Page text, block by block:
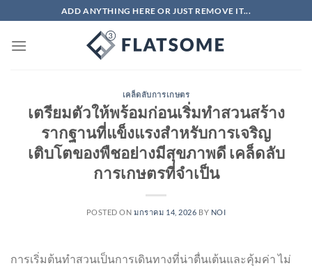
ไป
ADD ANYTHING HERE OR JUST REMOVE IT...
เคล็ดลับการเกษตร
เตรียมตัวให้พร้อมก่อนเริ่มทำสวนสร้าง
รากฐานที่แข็งแรงสำหรับการเจริญ
เติบโตของพืชอย่างมีสุขภาพดี เคล็ดลับ
การเกษตรที่จำเป็น
POSTED ONมกราคม 14, 2026 BY NOI
การเริ่มต้นทำสวนเป็นการเดินทางที่น่าตื่นเต้นและคุ้มค่า ไม่